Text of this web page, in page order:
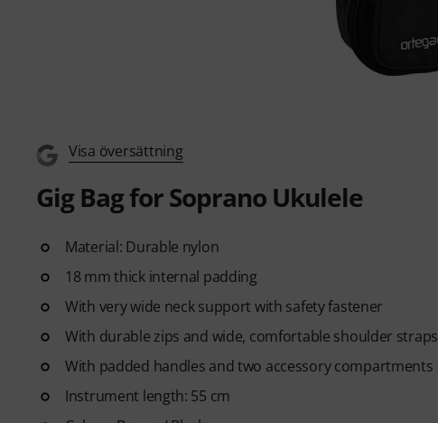
Visa översättning
Gig Bag for Soprano Ukulele
Material: Durable nylon
18 mm thick internal padding
With very wide neck support with safety fastener
With durable zips and wide, comfortable shoulder straps
With padded handles and two accessory compartments
Instrument length: 55 cm